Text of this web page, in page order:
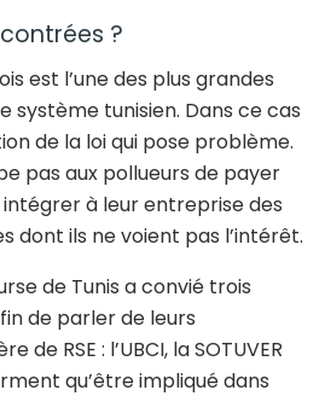
?
est l’une des plus grandes
système tunisien. Dans ce cas
de la loi qui pose problème.
pas aux pollueurs de payer
intégrer à leur entreprise des
dont ils ne voient pas l’intérêt.
de Tunis a convié trois
de parler de leurs
de RSE : l’UBCI, la SOTUVER
qu’être impliqué dans